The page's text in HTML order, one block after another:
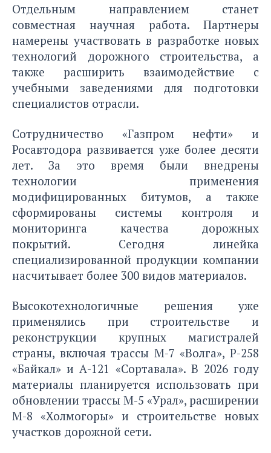
Отдельным направлением станет
совместная научная работа. Партнеры
намерены участвовать в разработке новых
технологий дорожного строительства, а
также расширить взаимодействие с
учебными заведениями для подготовки
специалистов отрасли.
Сотрудничество «Газпром нефти» и
Росавтодора развивается уже более десяти
лет. За это время были внедрены
технологии применения
модифицированных битумов, а также
сформированы системы контроля и
мониторинга качества дорожных
покрытий. Сегодня линейка
специализированной продукции компании
насчитывает более 300 видов материалов.
Высокотехнологичные решения уже
применялись при строительстве и
реконструкции крупных магистралей
страны, включая трассы М-7 «Волга», Р-258
«Байкал» и А-121 «Сортавала». В 2026 году
материалы планируется использовать при
обновлении трассы М-5 «Урал», расширении
М-8 «Холмогоры» и строительстве новых
участков дорожной сети.